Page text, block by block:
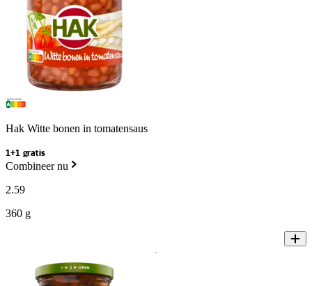
Hak Witte bonen in tomatensaus
1+1 gratis
Combineer nu
2.59
360 g